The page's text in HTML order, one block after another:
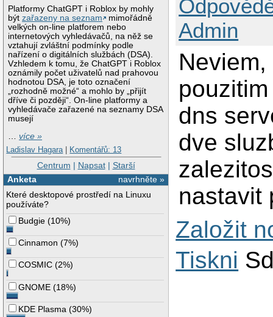
Platformy ChatGPT i Roblox by mohly
býtzařazeny na seznam
mimořádně
velkých on-line platforem nebo
internetových vyhledávačů, na něž se
vztahují zvláštní podmínky podle
nařízení o digitálních službách (DSA).
Vzhledem k tomu, že ChatGPT i Roblox
oznámily počet uživatelů nad prahovou
hodnotou DSA, je toto označení
„rozhodně možné“ a mohlo by „přijít
dříve či později“. On-line platformy a
vyhledávače zařazené na seznamy DSA
musejí
…více »
Ladislav Hagara | Komentářů: 13
Centrum | Napsat| Starší
navrhněte »
Anketa
Které desktopové prostředí na Linuxu
používáte?
Budgie (10%)
Cinnamon (7%)
COSMIC (2%)
GNOME (18%)
KDE Plasma (30%)
Admin
dns
dve
nastavit
Založit
Tiskni